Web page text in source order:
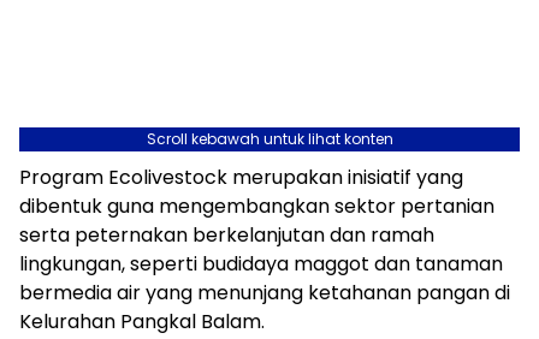
Scroll kebawah untuk lihat konten
Program Ecolivestock merupakan inisiatif yang
dibentuk guna mengembangkan sektor pertanian
serta peternakan berkelanjutan dan ramah
lingkungan, seperti budidaya maggot dan tanaman
bermedia air yang menunjang ketahanan pangan di
Kelurahan Pangkal Balam.